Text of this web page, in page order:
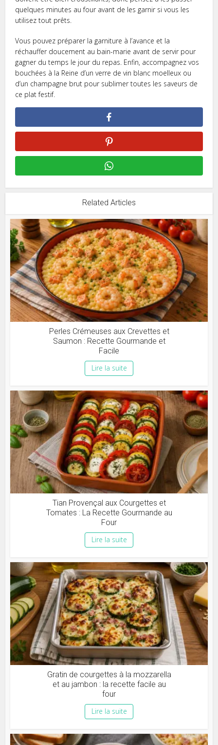
quelques minutes au four avant de les garnir si vous les
utilisez tout prêts.
Vous pouvez préparer la garniture à l’avance et la
réchauffer doucement au bain-marie avant de servir pour
gagner du temps le jour du repas. Enfin, accompagnez vos
bouchées à la Reine d’un verre de vin blanc moelleux ou
d’un champagne brut pour sublimer toutes les saveurs de
ce plat festif.
Related Articles
Perles Crémeuses aux Crevettes et
Saumon : Recette Gourmande et
Facile
Lire la suite
Tian Provençal aux Courgettes et
Tomates : La Recette Gourmande au
Four
Lire la suite
Gratin de courgettes à la mozzarella
et au jambon : la recette facile au
four
Lire la suite